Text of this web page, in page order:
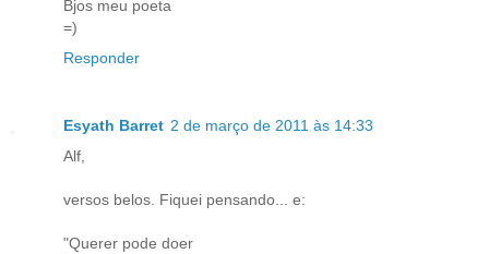
Bjos meu poeta
=)
Responder
Esyath Barret 2 de março de 2011 às 14:33
Alf,
versos belos. Fiquei pensando... e:
"Querer pode doer